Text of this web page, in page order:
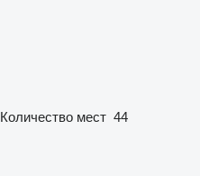
Количество мест 44